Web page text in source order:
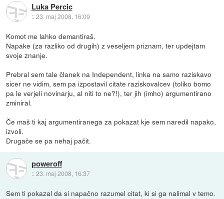
Luka Percic
::23. maj 2008, 16:09
Komot me lahko demantiraš.
Napake (za razliko od drugih) z veseljem priznam, ter updejtam
svoje znanje.
Prebral sem tale članek na Independent, linka na samo raziskavo
sicer ne vidim, sem pa izpostavil citate raziskovalcev (toliko bomo
pa le verjeli novinarju, al niti to ne?!), ter jih (imho) argumentirano
zminiral.
Če maš ti kaj argumentiranega za pokazat kje sem naredil napako,
izvoli.
Drugače se pa nehaj pačit.
poweroff
::23. maj 2008, 16:37
Sem ti pokazal da si napačno razumel citat, ki si ga nalimal v temo.